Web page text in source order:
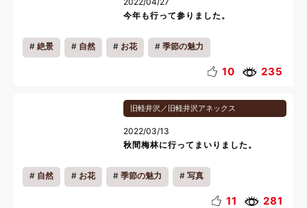
今年も行って参りました。
絶景 自然 お花 季節の魅力
10 235
旧軽井沢／旧軽井沢アネックス
2022/03/13
秋間梅林に行ってまいりました。
自然 お花 季節の魅力 写真
11 281